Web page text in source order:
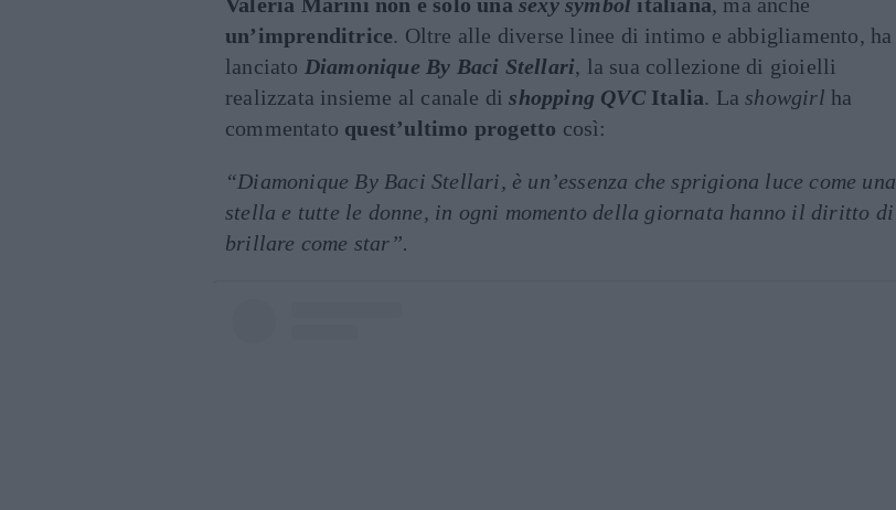
un’imprenditrice. Oltre alle diverse linee di intimo e abbigliamento, ha
lanciato Diamonique By Baci Stellari, la sua collezione di gioielli
realizzata insieme al canale dishopping QVCItalia. Lashowgirl ha
commentato quest’ultimo progetto così:
“Diamonique By Baci Stellari, è un’essenza che sprigiona luce come una
stella e tutte le donne, in ogni momento della giornata hanno il diritto di
brillare come star”.